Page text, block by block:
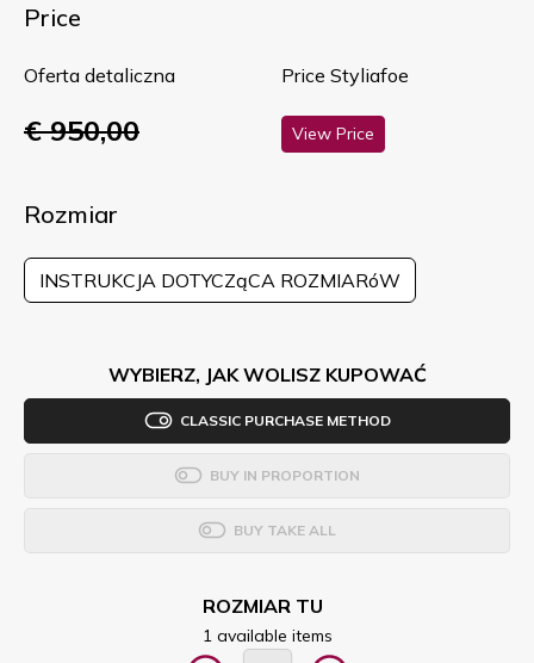
Price
Oferta detaliczna
€ 950,00
Price Styliafoe
View Price
Rozmiar
INSTRUKCJA DOTYCZąCA ROZMIARóW
WYBIERZ, JAK WOLISZ KUPOWAĆ
CLASSIC PURCHASE METHOD
BUY IN PROPORTION
BUY TAKE ALL
ROZMIAR TU
1 available items